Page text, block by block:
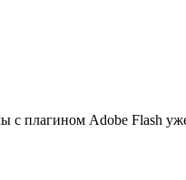
с плагином Adobe Flash